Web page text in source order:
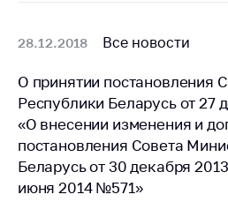
28.12.2018 Все новости
О принятии постановления
Республики Беларусь от 27
«О внесении изменения и
постановления Совета
Беларусь от 30 декабря
июня 2014 №571»